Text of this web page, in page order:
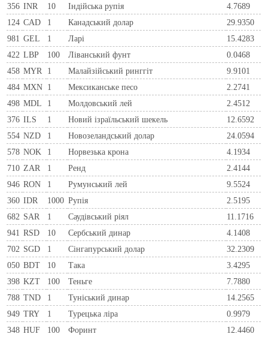
356 INR 10 Індійська рупія
4.7689
124 CAD 1 Канадський долар
29.9350
981 GEL 1 Ларi
15.4283
422 LBP 100 Ліванський фунт
0.0468
458 MYR 1 Малайзійський ринггіт
9.9101
484 MXN 1 Мексиканське песо
2.2741
498 MDL 1 Молдовський лей
2.4512
376 ILS 1 Новий ізраїльський шекель
12.6592
554 NZD 1 Новозеландський долар
24.0594
578 NOK 1 Норвезька крона
4.1934
710 ZAR 1 Ренд
2.4144
946 RON 1 Румунський лей
9.5524
360 IDR 1000 Рупія
2.5195
682 SAR 1 Саудівський ріял
11.1716
941 RSD 10 Сербський динар
4.1408
702 SGD 1 Сінгапурський долар
32.2309
050 BDT 10 Така
3.4295
398 KZT 100 Теньге
7.7880
788 TND 1 Туніський динар
14.2565
949 TRY 1 Турецька ліра
0.9979
348 HUF 100 Форинт 12.4460